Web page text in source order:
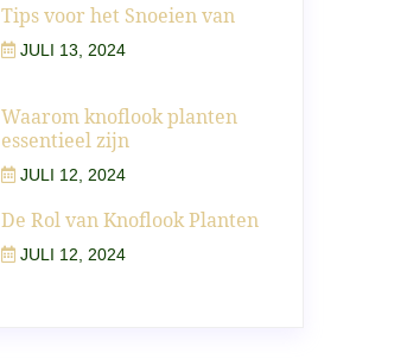
Tips voor het Snoeien van
JULI 13, 2024
Waarom knoflook planten
essentieel zijn
JULI 12, 2024
De Rol van Knoflook Planten
JULI 12, 2024